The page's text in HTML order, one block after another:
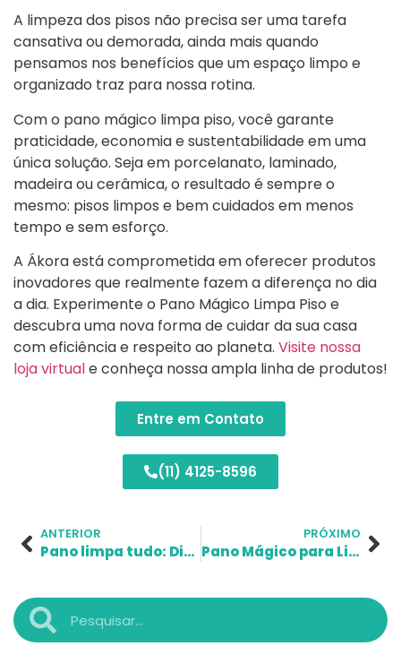
A limpeza dos pisos não precisa ser uma tarefa
cansativa ou demorada, ainda mais quando
pensamos nos benefícios que um espaço limpo e
organizado traz para nossa rotina.
Com o pano mágico limpa piso, você garante
praticidade, economia e sustentabilidade em uma
única solução. Seja em porcelanato, laminado,
madeira ou cerâmica, o resultado é sempre o
mesmo: pisos limpos e bem cuidados em menos
tempo e sem esforço.
A Ákora está comprometida em oferecer produtos
inovadores que realmente fazem a diferença no dia
a dia. Experimente o Pano Mágico Limpa Piso e
descubra uma nova forma de cuidar da sua casa
com eficiência e respeito ao planeta. Visite nossa
loja virtuale conheça nossa ampla linha de produtos!
Entre em Contato
(11) 4125-8596
ANTERIOR
Pano limpa tudo: Dicas para limpezas de última hora!
PRÓXIMO
Pano Mágico para Limpeza de Vidros: Praticidade na limpeza e economia